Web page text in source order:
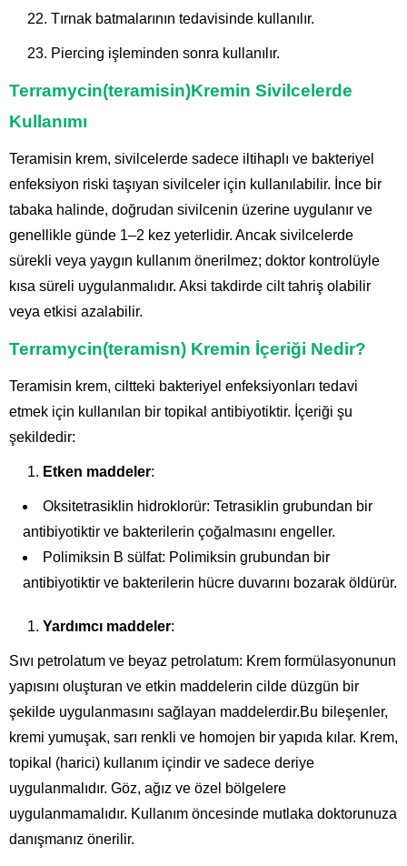
Tırnak batmalarının tedavisinde kullanılır.
Piercing işleminden sonra kullanılır.
Terramycin(teramisin)Kremin Sivilcelerde
Kullanımı
Teramisin krem, sivilcelerde sadece iltihaplı ve bakteriyel
enfeksiyon riski taşıyan sivilceler için kullanılabilir. İnce bir
tabaka halinde, doğrudan sivilcenin üzerine uygulanır ve
genellikle günde 1–2 kez yeterlidir. Ancak sivilcelerde
sürekli veya yaygın kullanım önerilmez; doktor kontrolüyle
kısa süreli uygulanmalıdır. Aksi takdirde cilt tahriş olabilir
veya etkisi azalabilir.
Terramycin(teramisn) Kremin İçeriği Nedir?
Teramisin krem, ciltteki bakteriyel enfeksiyonları tedavi
etmek için kullanılan bir topikal antibiyotiktir. İçeriği şu
şekildedir:
Etken maddeler:
Oksitetrasiklin hidroklorür: Tetrasiklin grubundan bir
antibiyotiktir ve bakterilerin çoğalmasını engeller.
Polimiksin B sülfat: Polimiksin grubundan bir
antibiyotiktir ve bakterilerin hücre duvarını bozarak öldürür.
Yardımcı maddeler:
Sıvı petrolatum ve beyaz petrolatum: Krem formülasyonunun
yapısını oluşturan ve etkin maddelerin cilde düzgün bir
şekilde uygulanmasını sağlayan maddelerdir.Bu bileşenler,
kremi yumuşak, sarı renkli ve homojen bir yapıda kılar. Krem,
topikal (harici) kullanım içindir ve sadece deriye
uygulanmalıdır. Göz, ağız ve özel bölgelere
uygulanmamalıdır. Kullanım öncesinde mutlaka doktorunuza
danışmanız önerilir.